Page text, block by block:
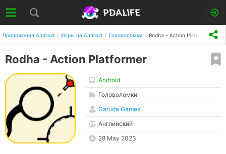
Приложения Android Игры на Android Головоломки Rodha - Action Platformer
Rodha - Action Platformer
Android
Головоломки
Garuda Games
Английский
28 May 2023